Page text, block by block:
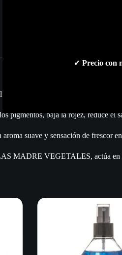
pigmentos, baja la rojez, reduce el
suave y sensación de frescor
MADRE VEGETALES, actúa en
✔ Precio con